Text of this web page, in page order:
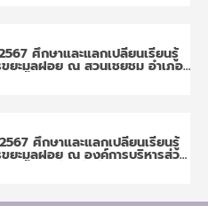
ศึกษาและแลกเปลี่ยนเรียนรู้
ขยะมูลฝอย ณ สวนเชยชม อำเภอ
ศึกษาและแลกเปลี่ยนเรียนรู้
ขยะมูลฝอย ณ องค์การบริหารส่วน
สอยดาว จังหวัดจันทบุรี